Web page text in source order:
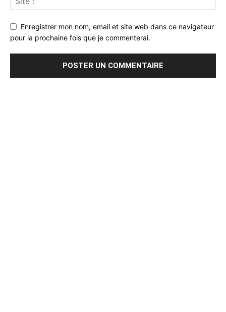
Enregistrer mon nom, email et site web dans ce navigateur
pour la prochaine fois que je commenterai.